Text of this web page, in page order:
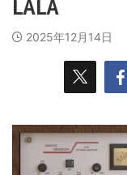
LALA
2025年12月14日